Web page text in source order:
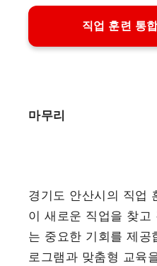
직업 훈련 통
마무리
경기도 안산시의 직업
이 새로운 직업을 찾고
는 중요한 기회를 제공
로그램과 맞춤형 교육